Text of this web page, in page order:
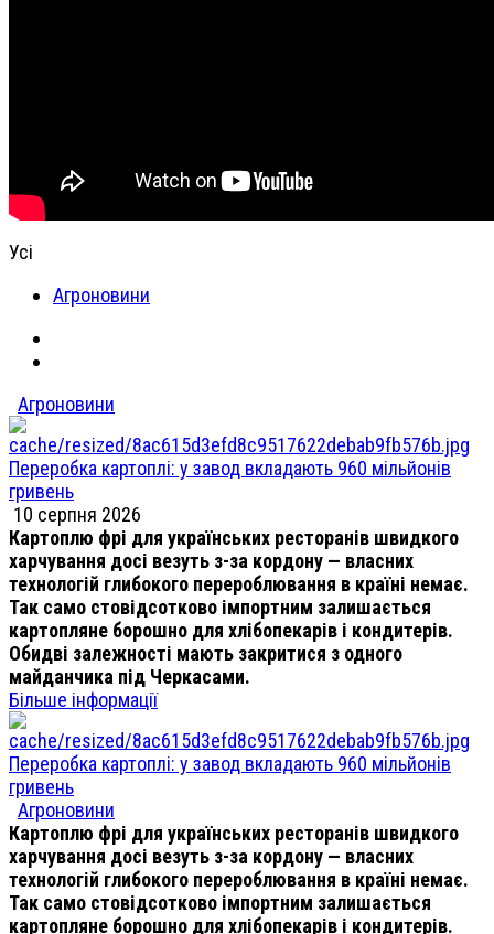
Усі
Агроновини
Агроновини
Переробка картоплі: у завод вкладають 960 мільйонів
гривень
10 серпня 2026
Картоплю фрі для українських ресторанів швидкого
харчування досі везуть з-за кордону — власних
технологій глибокого перероблювання в країні немає.
Так само стовідсотково імпортним залишається
картопляне борошно для хлібопекарів і кондитерів.
Обидві залежності мають закритися з одного
майданчика під Черкасами.
Більше інформації
Переробка картоплі: у завод вкладають 960 мільйонів
гривень
Агроновини
Картоплю фрі для українських ресторанів швидкого
харчування досі везуть з-за кордону — власних
технологій глибокого перероблювання в країні немає.
Так само стовідсотково імпортним залишається
картопляне борошно для хлібопекарів і кондитерів.